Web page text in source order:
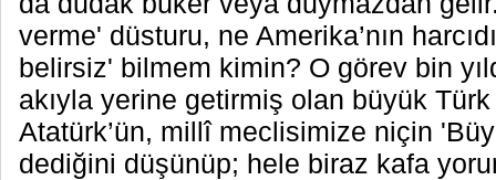
verme' düsturu, ne Amerika’nın
belirsiz' bilmem kimin? O görev bin
akıyla yerine getirmiş olan büyük
Atatürk’ün, millî meclisimize niçin
dediğini düşünüp; hele biraz kafa